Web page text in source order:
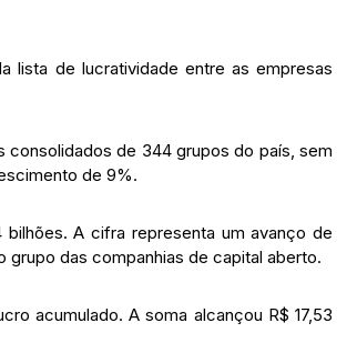
lista de lucratividade entre as empresas
consolidados de 344 grupos do país, sem
de 9%.
A cifra representa um avanço de
grupo das companhias de capital aberto.
acumulado. A soma alcançou R$ 17,53